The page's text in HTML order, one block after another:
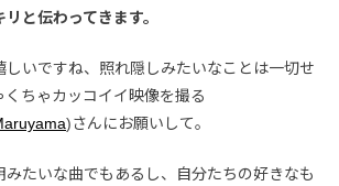
と伝わってきます。
しいですね、照れ隠しみたいなことは一切せ
ちゃカッコイイ映像を撮る
)さんにお願いして。
みたいな曲でもあるし、自分たちの好きなも